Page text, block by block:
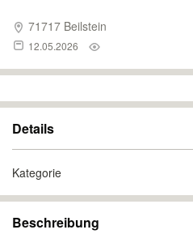
71717 Beilstein
12.05.2026
Details
Kategorie
Beschreibung